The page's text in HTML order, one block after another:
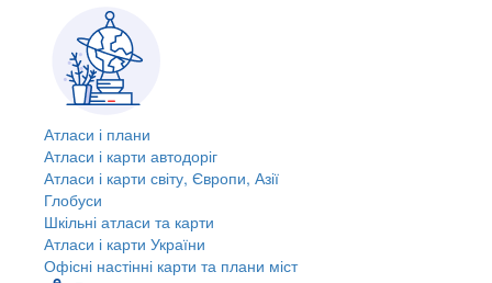
Атласи і плани
Атласи і карти автодоріг
Атласи і карти світу, Європи, Азії
Глобуси
Шкільні атласи та карти
Атласи і карти України
Офісні настінні карти та плани міст